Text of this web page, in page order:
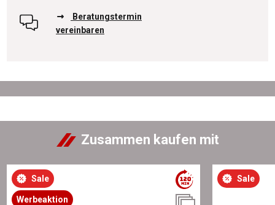
Beratungstermin
vereinbaren
Zusammen kaufen mit
Sale
Werbeaktion
Sale